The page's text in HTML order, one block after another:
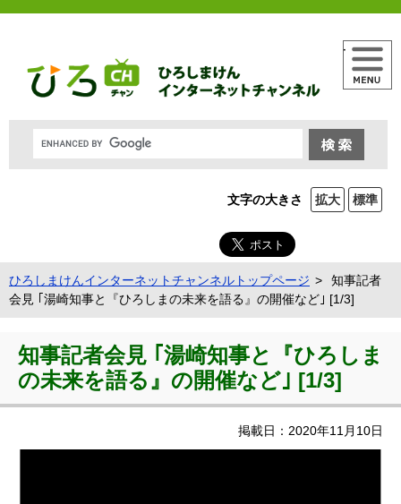
文字の大きさ 拡大 標準
メニュー
ひろしまけんインターネットチャンネルトップページ
知事記者
会見 ｢湯崎知事と『ひろしまの未来を語る』の開催など｣ [1/3]
知事記者会見 ｢湯崎知事と『ひろしま
の未来を語る』の開催など｣ [1/3]
掲載日：2020年11月10日